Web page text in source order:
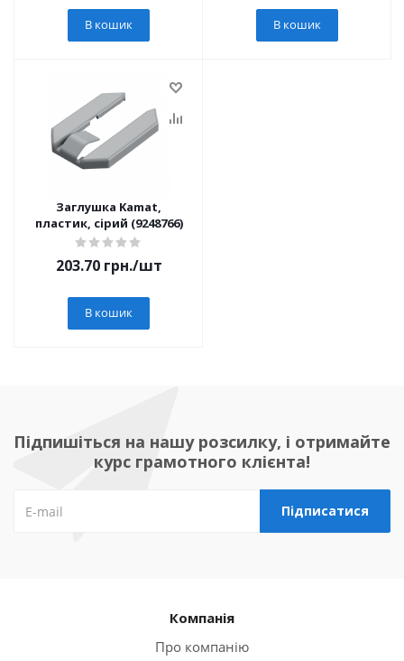
В кошик В кошик
Заглушка Kamat,
пластик, сірий (9248766)
203.70грн./шт
В кошик
Підпишіться на нашу розсилку, і отримайте
курс грамотного клієнта!
Компанія
Про компанію